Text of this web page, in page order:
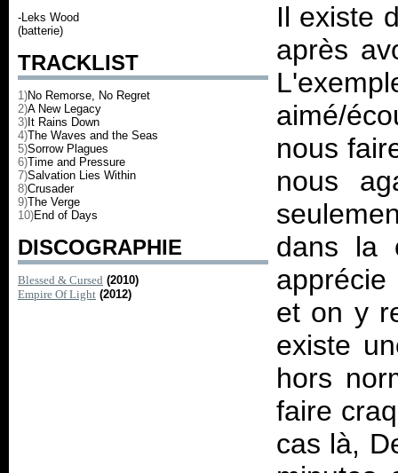
-Leks Wood
(batterie)
TRACKLIST
1)No Remorse, No Regret
2)A New Legacy
3) It Rains Down
4)The Waves and the Seas
5)Sorrow Plagues
6)Time and Pressure
7)Salvation Lies Within
8)Crusader
9)The Verge
10)End of Days
DISCOGRAPHIE
Blessed & Cursed (2010)
Empire Of Light (2012)
Il existe
après
aimé/
nous
nous
dans la
apprécie
et on y
existe
hors
faire
cas là,